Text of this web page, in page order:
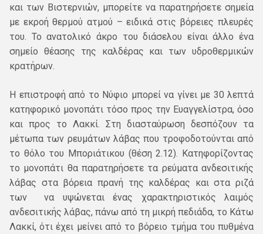
και των Βιστερνιών, μπορείτε να παρατηρήσετε σημεία
με εκροή θερμού ατμού – ειδικά στις βόρειες πλευρές
του. Το ανατολικό άκρο του διάσελου είναι άλλο ένα
σημείο θέασης της καλδέρας και των υδροθερμικών
κρατήρων.
Η επιστροφή από το Νύφιο μπορεί να γίνει με 30 λεπτά
κατηφορικό μονοπάτι τόσο προς την Ευαγγελίστρα, όσο
και προς το Λακκί. Στη διασταύρωση δεσπόζουν τα
μέτωπα των ρευμάτων λάβας που τροφοδοτούνται από
το θόλο του Μποριάτικου (θέση 2.12). Κατηφορίζοντας
το μονοπάτι θα παρατηρήσετε τα ρεύματα ανδεσιτικής
λάβας στα βόρεια πρανή της καλδέρας και στα ριζά
των να υψώνεται ένας χαρακτηριστικός λαιμός
ανδεσιτικής λάβας, πάνω από τη μικρή πεδιάδα, το Κάτω
Λακκί, ότι έχει μείνει από το βόρειο τμήμα του πυθμένα